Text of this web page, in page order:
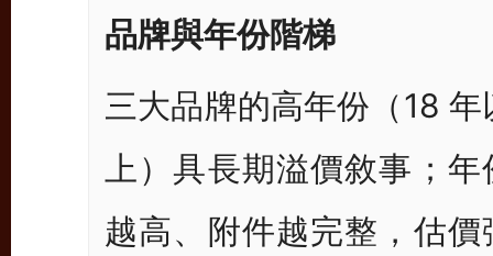
品牌與年份階梯
三大品牌的高年份（18 年
上）具長期溢價敘事；年
越高、附件越完整，估價